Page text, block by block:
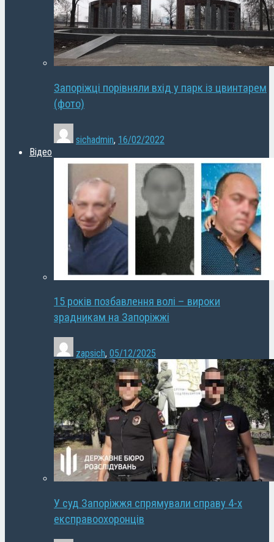
Запоріжці порівняли вхід у парк із цвинтарем
(фото)
sichadmin, 16/02/2022
Відео
15 років позбавлення волі – вироки
зрадникам на Запоріжжі
zapsich, 05/12/2025
У суд Запоріжжя спрямували справу 4-х
експравоохоронців